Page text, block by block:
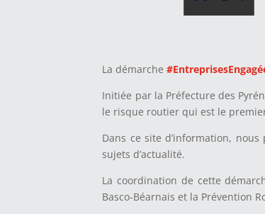
La démarche
Initiée par la Préfecture des
le risque routier qui est le
Dans ce site d’information,
sujets d’actualité.
La coordination de cette
Basco-Béarnais et la Prévention